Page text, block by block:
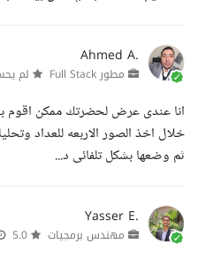
Ahmed A.
مطور Full Stack لم
انا عندى عرض لحضرتك ممكن اقوم
خلال اخذ الصور الاربعه للعداد
ثم وضعها بشكل تلفائى د...
Yasser E.
مهندس برمجيات